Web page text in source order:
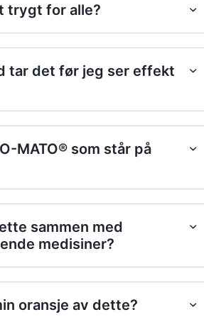
trygt for alle?
tar det før jeg ser effekt
MATO® som står på
sammen med
medisiner?
oransje av dette?